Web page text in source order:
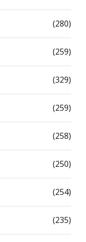
(280)
(259)
(329)
(259)
(258)
(250)
(254)
(235)